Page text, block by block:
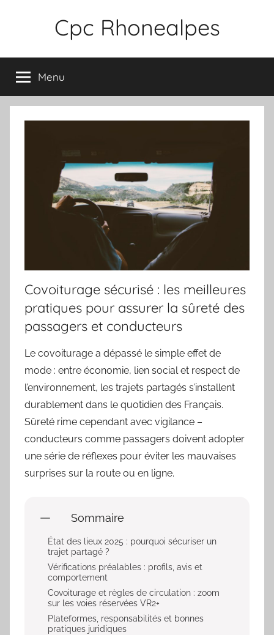
Cpc Rhonealpes
Menu
Covoiturage sécurisé : les meilleures
pratiques pour assurer la sûreté des
passagers et conducteurs
Le covoiturage a dépassé le simple effet de
mode : entre économie, lien social et respect de
l’environnement, les trajets partagés s’installent
durablement dans le quotidien des Français.
Sûreté rime cependant avec vigilance –
conducteurs comme passagers doivent adopter
une série de réflexes pour éviter les mauvaises
surprises sur la route ou en ligne.
Sommaire
État des lieux 2025 : pourquoi sécuriser un
trajet partagé ?
Vérifications préalables : profils, avis et
comportement
Covoiturage et règles de circulation : zoom
sur les voies réservées VR2+
Plateformes, responsabilités et bonnes
pratiques juridiques